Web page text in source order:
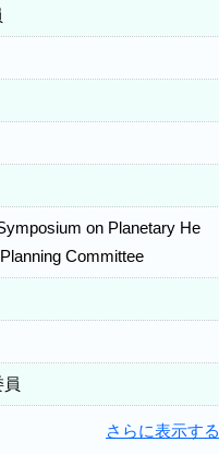
on Planetary He
Committee
さらに表示する